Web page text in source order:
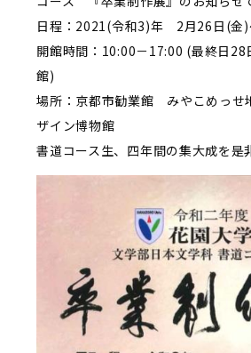
日程：2021(令和3)年 2月26日(金)
開館時間：10:00－17:00 (最終日28
館)
場所：京都市勧業館 みやこめっ
ザイン博物館
書道コース生、四年間の集大成を是